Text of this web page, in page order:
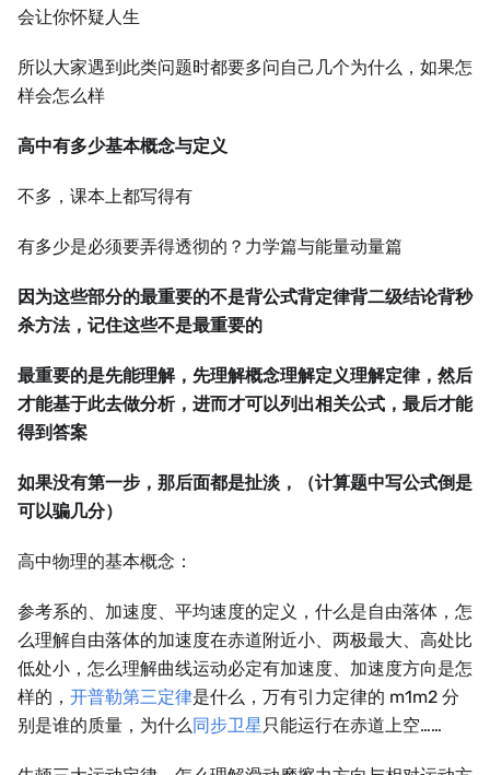
会让你怀疑人生
所以大家遇到此类问题时都要多问自己几个为什么，如果怎
样会怎么样
高中有多少基本概念与定义
不多，课本上都写得有
有多少是必须要弄得透彻的？力学篇与能量动量篇
因为这些部分的最重要的不是背公式背定律背二级结论背秒
杀方法，记住这些不是最重要的
最重要的是先能理解，先理解概念理解定义理解定律，然后
才能基于此去做分析，进而才可以列出相关公式，最后才能
得到答案
如果没有第一步，那后面都是扯淡，（计算题中写公式倒是
可以骗几分）
高中物理的基本概念：
参考系的、加速度、平均速度的定义，什么是自由落体，怎
么理解自由落体的加速度在赤道附近小、两极最大、高处比
低处小，怎么理解曲线运动必定有加速度、加速度方向是怎
样的， 开普勒第三定律是什么，万有引力定律的 m1m2 分
别是谁的质量，为什么同步卫星 只能运行在赤道上空……